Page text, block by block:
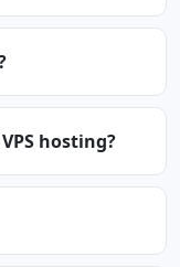
hosting?